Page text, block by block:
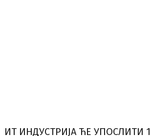
ИТ ИНДУСТРИЈА ЋЕ УПОСЛИТИ